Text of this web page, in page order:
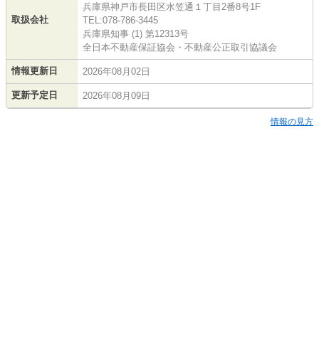
取扱会社
兵庫県神戸市長田区水笠通１丁目2番8号1F
TEL:078-786-3445
兵庫県知事 (1) 第12313号
全日本不動産保証協会・不動産公正取引協議会
情報更新日 2026年08月02日
更新予定日 2026年08月09日
情報の見方